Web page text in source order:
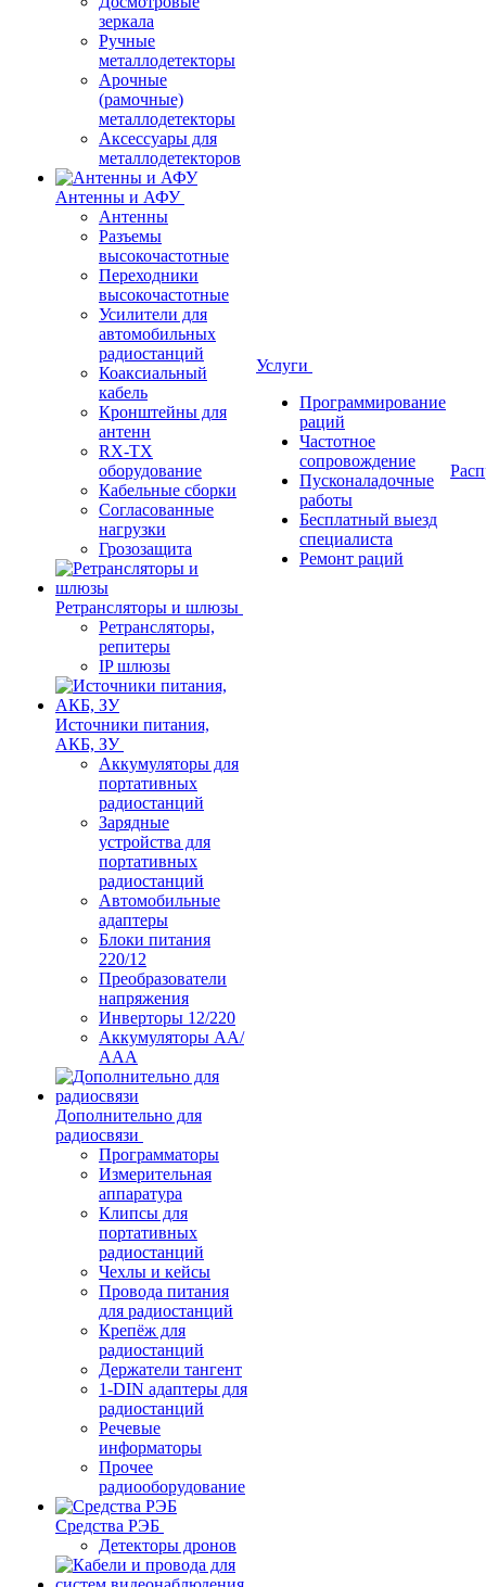
зеркала
Ручные
металлодетекторы
Арочные
(рамочные)
металлодетекторы
Аксессуары для
металлодетекторов
Антенны и АФУ
Антенны
Разъемы
высокочастотные
Переходники
высокочастотные
Усилители для
автомобильных
радиостанций
Коаксиальный
кабель
Кронштейны для
антенн
RX-TX
оборудование
Кабельные сборки
Согласованные
нагрузки
Грозозащита
Ретрансляторы и шлюзы
Ретрансляторы,
репитеры
IP шлюзы
Источники питания,
АКБ, ЗУ
Аккумуляторы для
портативных
радиостанций
Зарядные
устройства для
портативных
радиостанций
Автомобильные
адаптеры
Блоки питания
220/12
Преобразователи
напряжения
Инверторы 12/220
Аккумуляторы АА/
ААА
Дополнительно для
радиосвязи
Программаторы
Измерительная
аппаратура
Клипсы для
портативных
радиостанций
Чехлы и кейсы
Провода питания
для радиостанций
Крепёж для
радиостанций
Держатели тангент
1-DIN адаптеры для
радиостанций
Речевые
информаторы
Прочее
радиооборудование
Средства РЭБ
Детекторы дронов
Услуги
Программирование
раций
Частотное
сопровождение
Пусконаладочные
работы
Бесплатный выезд
специалиста
Ремонт раций